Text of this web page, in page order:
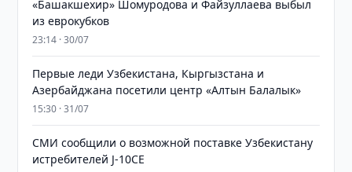
«Башакшехир» Шомуродова и Файзуллаева выбыл
из еврокубков
23:14 · 30/07
Первые леди Узбекистана, Кыргызстана и
Азербайджана посетили центр «Алтын Балалык»
15:30 · 31/07
СМИ сообщили о возможной поставке Узбекистану
истребителей J-10CE